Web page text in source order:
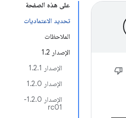
على هذه الصفحة
تحديد الاعتماديات
الملاحظات
الإصدار 1.2
الإصدار 1.2.1
الإصدار 1.2.0
الإصدار 1.2.0-
rc01